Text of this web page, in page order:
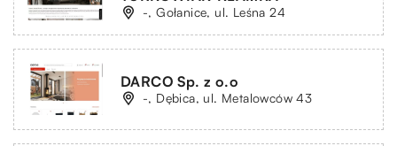
-, Gołanice, ul. Leśna 24
DARCO Sp. z o.o
-, Dębica, ul. Metalowców 43